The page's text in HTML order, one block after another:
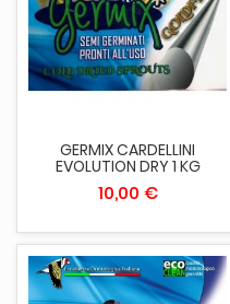
GERMIX CARDELLINI
EVOLUTION DRY 1 KG
10,00 €